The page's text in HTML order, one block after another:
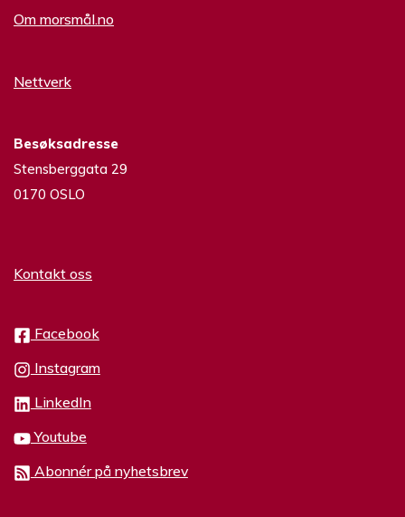
Om morsmål.no
Nettverk
Besøksadresse
Stensberggata 29
0170 OSLO
Kontakt oss
Facebook
Instagram
LinkedIn
Youtube
Abonnér på nyhetsbrev